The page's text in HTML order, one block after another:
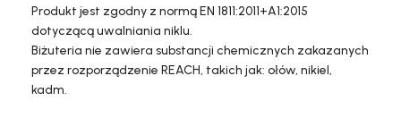
Produkt jest zgodny z normą EN 1811:2011+A1:2015
dotyczącą uwalniania niklu.
Biżuteria nie zawiera substancji chemicznych zakazanych
przez rozporządzenie REACH, takich jak: ołów, nikiel,
kadm.